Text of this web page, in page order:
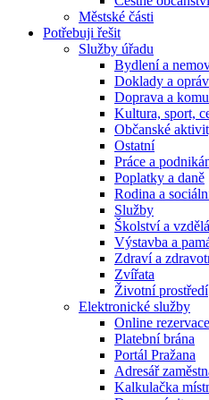
Městské části
Potřebuji řešit
Služby úřadu
Bydlení a
Doklady a
Doprava a
Kultura, sport,
Občanské
Ostatní
Práce a
Poplatky a daně
Rodina a
Služby
Školství a
Výstavba a
Zdraví a
Zvířata
Životní prostředí
Elektronické služby
Online
Platební brána
Portál Pražana
Adresář
Kalkulačka